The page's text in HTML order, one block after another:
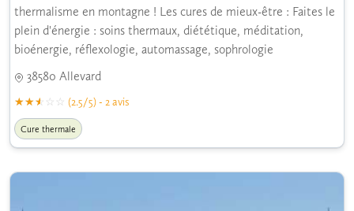
thermalisme en montagne ! Les cures de mieux-être : Faites le
plein d'énergie : soins thermaux, diététique, méditation,
bioénergie, réflexologie, automassage, sophrologie
38580 Allevard
(2.5/5) - 2 avis
Cure thermale